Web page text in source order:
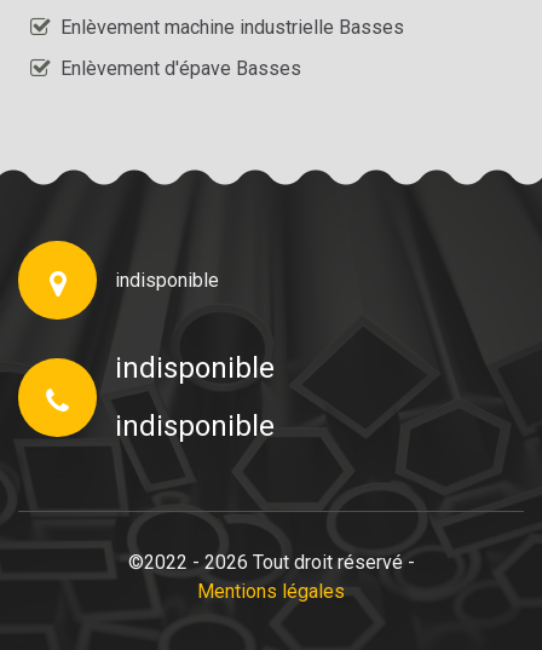
Enlèvement machine industrielle Basses
Enlèvement d'épave Basses
indisponible
indisponible
indisponible
©2022 - 2026 Tout droit réservé -
Mentions légales